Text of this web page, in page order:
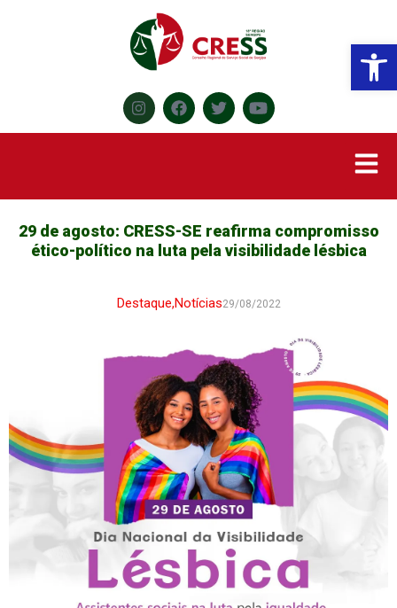
29 de agosto: CRESS-SE reafirma compromisso
ético-político na luta pela visibilidade lésbica
Destaque,Notícias29/08/2022